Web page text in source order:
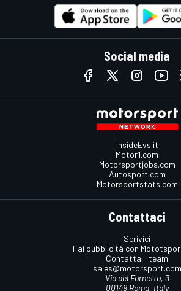
Social media
InsideEvs.it
Motor1.com
Motorsportjobs.com
Autosport.com
Motorsportstats.com
Contattaci
Scrivici
Fai pubblicità con
Contatta il team
sales@motorsport.com
Via del Fornetto, 3
00149 Roma, Italy